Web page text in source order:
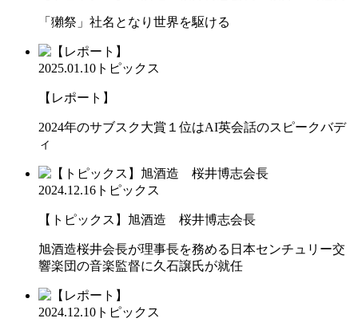
「獺祭」社名となり世界を駆ける
2025.01.10 トピックス
【レポート】
2024年のサブスク大賞１位はAI英会話のスピークバデ
ィ
2024.12.16 トピックス
【トピックス】旭酒造 桜井博志会長
旭酒造桜井会長が理事長を務める日本センチュリー交
響楽団の音楽監督に久石譲氏が就任
2024.12.10 トピックス